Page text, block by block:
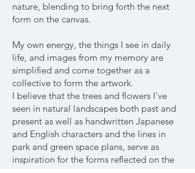
nature, blending to bring forth the next
form on the canvas.
My own energy, the things I see in daily
life, and images from my memory are
simplified and come together as a
collective to form the artwork.
I believe that the trees and flowers I've
seen in natural landscapes­ both past and
present­ as well as handwritten Japanese
and English characters and the lines in
park and green space plans, serve as
inspiration for the forms reflected on the